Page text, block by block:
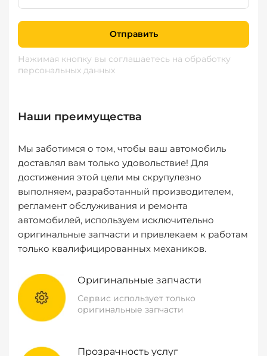
Отправить
Нажимая кнопку вы соглашаетесь на обработку
персональных данных
Наши преимущества
Мы заботимся о том, чтобы ваш автомобиль
доставлял вам только удовольствие! Для
достижения этой цели мы скрупулезно
выполняем, разработанный производителем,
регламент обслуживания и ремонта
автомобилей, используем исключительно
оригинальные запчасти и привлекаем к работам
только квалифицированных механиков.
Оригинальные запчасти
Сервис использует только
оригинальные запчасти
Прозрачность услуг